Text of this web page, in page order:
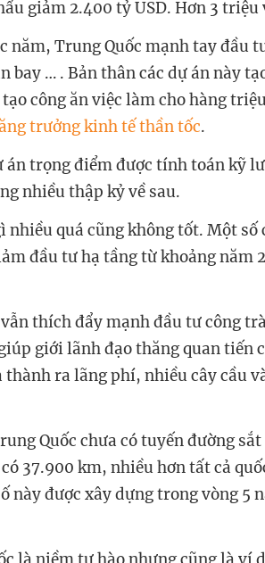
giảm 2.400 tỷ USD. Hơn 3 triệu
năm, Trung Quốc mạnh tay đầu
bay … . Bản thân các dự án này
công ăn việc làm cho hàng
trưởng kinh tế thần tốc.
án trọng điểm được tính toán kỹ
nhiều thập kỷ về sau.
nhiều quá cũng không tốt. Một
đầu tư hạ tầng từ khoảng năm
thích đẩy mạnh đầu tư công
giới lãnh đạo thăng quan tiến
ra lãng phí, nhiều cây cầu
Quốc chưa có tuyến đường
37.900 km, nhiều hơn tất cả
này được xây dựng trong vòng 5